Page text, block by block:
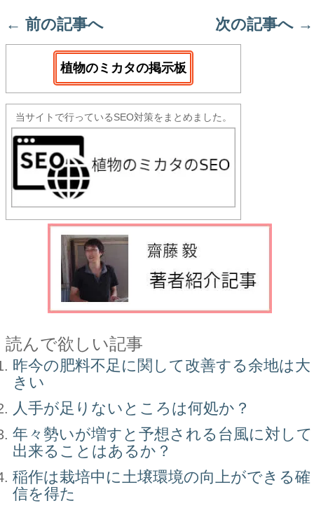
← 前の記事へ 次の記事へ →
植物のミカタの掲示板
当サイトで行っているSEO対策をまとめました。
読んで欲しい記事
昨今の肥料不足に関して改善する余地は大
きい
人手が足りないところは何処か？
年々勢いが増すと予想される台風に対して
出来ることはあるか？
稲作は栽培中に土壌環境の向上ができる確
信を得た